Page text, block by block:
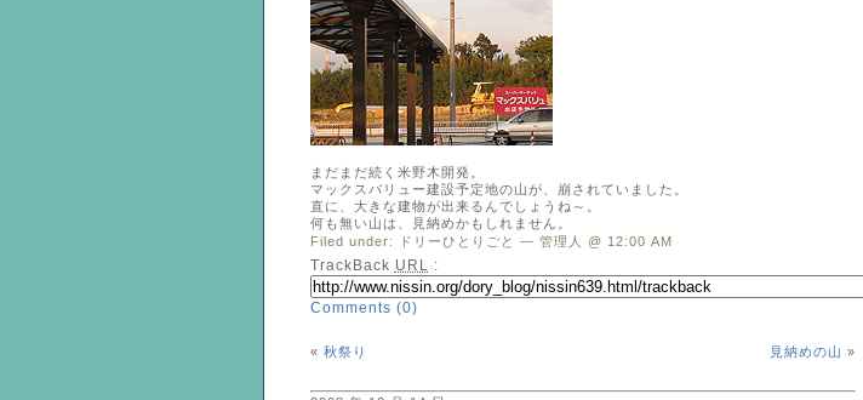
まだまだ続く米野木開発。
マックスバリュー建設予定地の山が、崩されていました。
直に、大きな建物が出来るんでしょうね～。
何も無い山は、見納めかもしれません。
Filed under:
ドリーひとりごと — 管理人 @ 12:00 AM
TrackBack URL :
Comments (0)
« 秋祭り 見納めの山 »